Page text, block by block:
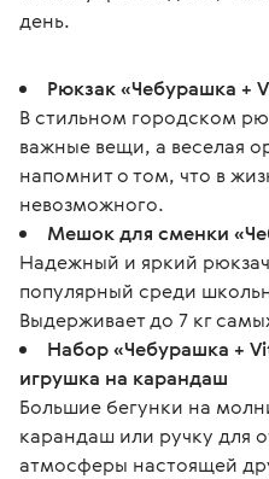
день.
Рюкзак «Чебурашка +
В стильном городском
важные вещи, а веселая
напомнит о том, что в
невозможного.
Мешок для сменки
Надежный и яркий
популярный среди
Выдерживает до 7 кг
Набор «Чебурашка +
игрушка на карандаш
Большие бегунки на
карандаш или ручку для
атмосферы настоящей